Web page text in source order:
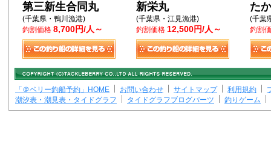
第三新生合同丸
(千葉県・鴨川漁港)
釣割価格 8,700円/人～
新栄丸
(千葉県・江見漁港)
釣割価格 12,500円/人～
た
(千葉
釣割
「＠ベリー釣船予約」HOME お問い合わせ サイトマップ 利用規約
潮汐表・潮見表・タイドグラフ
タイドグラフブログパーツ 釣りゲーム